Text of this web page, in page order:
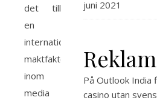
det till
en
internationell
maktfaktor
inom
media
juni 2021
Reklam
På Outlook India
casino utan